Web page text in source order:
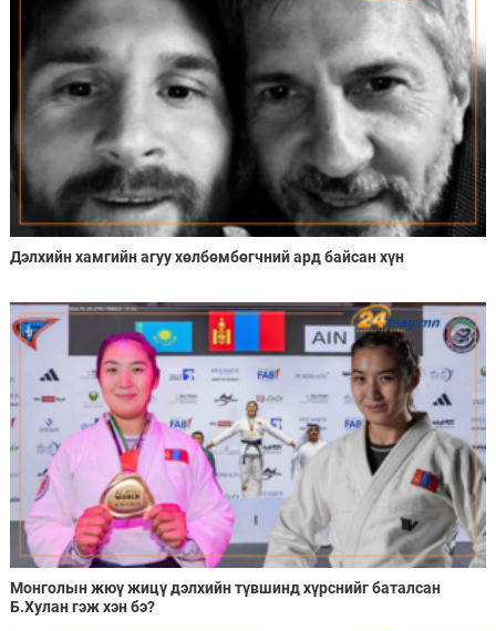
Дэлхийн хамгийн агуу хөлбөмбөгчний ард байсан хүн
Монголын жюү жицү дэлхийн түвшинд хүрснийг баталсан
Б.Хулан гэж хэн бэ?